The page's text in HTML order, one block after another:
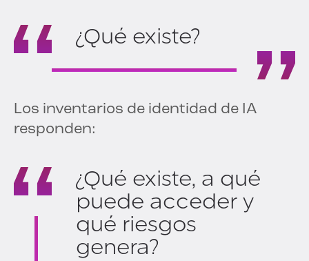
¿Qué existe?
Los inventarios de identidad de IA
responden:
¿Qué existe, a qué
puede acceder y
qué riesgos
genera?